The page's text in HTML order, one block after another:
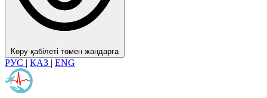
Көру қабілеті төмен жандарға
РУС | ҚАЗ | ENG